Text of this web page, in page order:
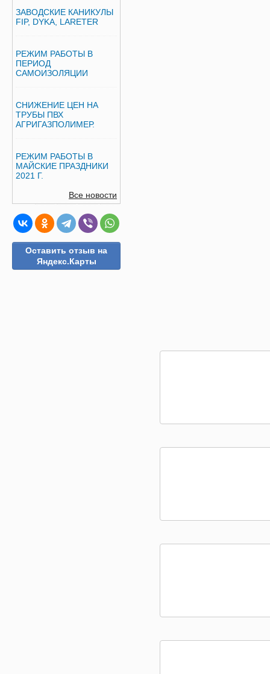
ЗАВОДСКИЕ КАНИКУЛЫ
FIP, DYKA, LARETER
РЕЖИМ РАБОТЫ В
ПЕРИОД
САМОИЗОЛЯЦИИ
СНИЖЕНИЕ ЦЕН НА
ТРУБЫ ПВХ
АГРИГАЗПОЛИМЕР.
РЕЖИМ РАБОТЫ В
МАЙСКИЕ ПРАЗДНИКИ
2021 Г.
Все новости
Оставить отзыв на
Яндекс.Карты